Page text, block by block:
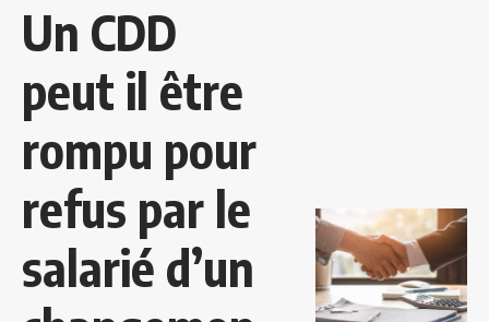
Un CDD
peut il être
rompu pour
refus par le
salarié d’un